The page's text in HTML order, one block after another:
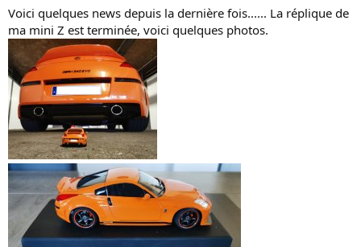
:
Voici quelques news depuis la dernière fois...... La réplique de
ma mini Z est terminée, voici quelques photos.